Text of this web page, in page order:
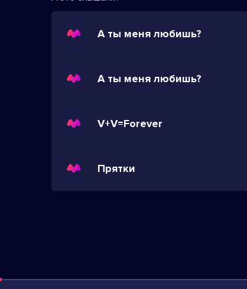
А ты меня любишь?
А ты меня любишь?
V+V=Forever
Прятки